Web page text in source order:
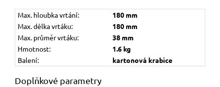
Max. hloubka vrtání:
180 mm
Max. délka vrtáku:
180 mm
Max. průměr vrtáku:
38 mm
Hmotnost:
1.6 kg
Balení:
kartonová krabice
Doplňkové parametry